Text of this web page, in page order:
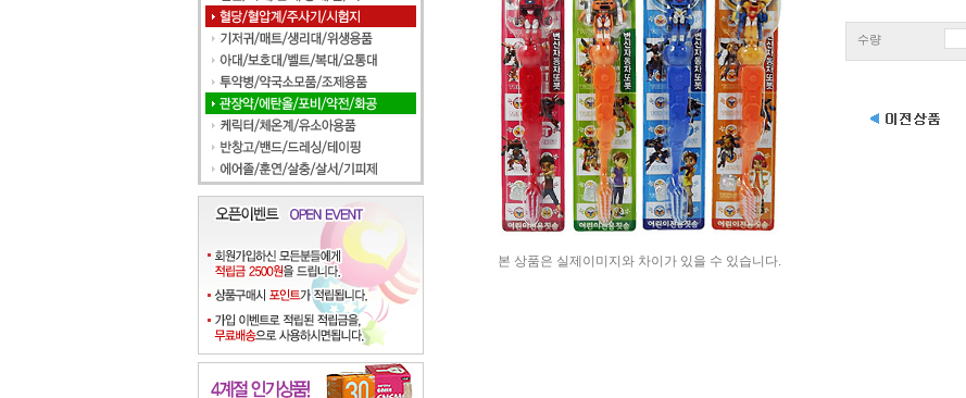
본 상품은 실제이미지와 차이가 있을 수 있습니다.
수량